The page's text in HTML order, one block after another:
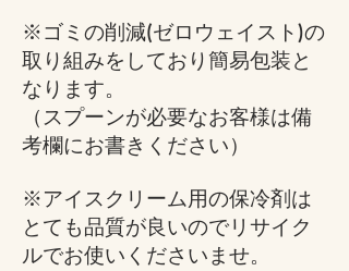
※ゴミの削減(ゼロウェイスト)の
取り組みをしており簡易包装と
なります。
（スプーンが必要なお客様は備
考欄にお書きください）
※アイスクリーム用の保冷剤は
とても品質が良いのでリサイク
ルでお使いくださいませ。